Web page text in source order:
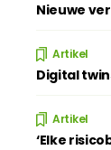
Nieuwe
Artikel
Digital
Artikel
‘Elke